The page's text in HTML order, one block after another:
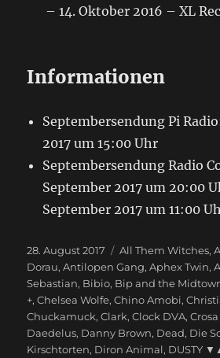
– 14. Oktober 2016 – XL
Informationen
Septembersendung Pi
2017 um 15:00 Uhr
Septembersendung Radio
September 2017 um 20:00
September 2017 um 11:00
Veröffentlicht
am
28. August 2017 Schlagwörter
All Them Witches,
Dorau,Antilopen Gang,Aphex Twin,
Sebastian, Bibio, Bip and the
+,Chelsea Wolfe,Chino Amobi,
Chuckamuck,Clark,Clock DVA,
Daedelus, Danny Brown, Dead, Die
Kirschtorten, Diron Animal, DUSTY